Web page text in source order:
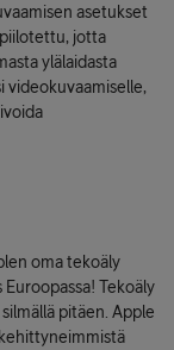
asetukset
jotta
ylälaidasta
videokuvaamiselle,
oma tekoäly
Tekoäly
pitäen. Apple